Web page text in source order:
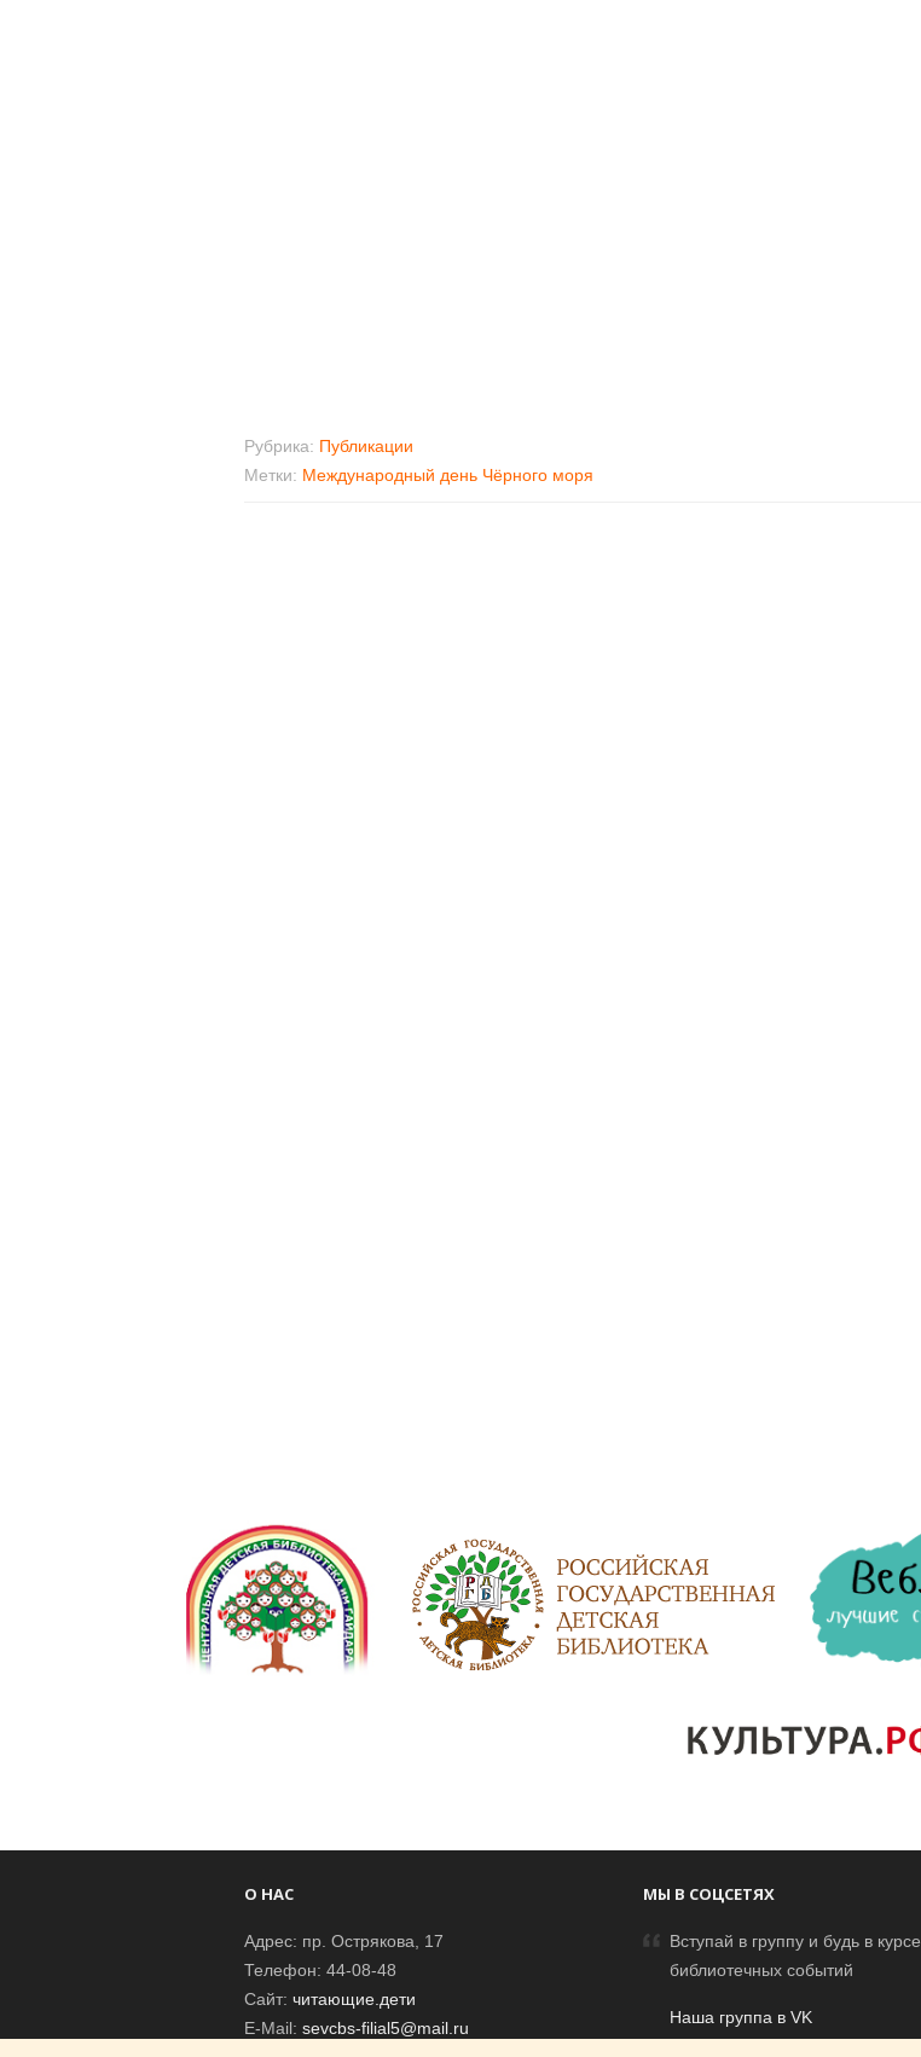
Рубрика: Публикации
Метки: Международный день Чёрного моря
О НАС
Адрес: пр. Острякова, 17
Телефон: 44-08-48
Сайт: читающие.дети
E-Mail: sevcbs-filial5@mail.ru
МЫ В СОЦСЕТЯХ
Вступай в группу и будь в курсе
библиотечных событий
Наша группа в VK